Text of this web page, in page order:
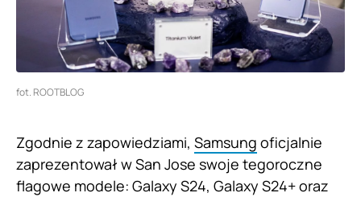
fot. ROOTBLOG
Zgodnie z zapowiedziami, Samsung oficjalnie
zaprezentował w San Jose swoje tegoroczne
flagowe modele: Galaxy S24, Galaxy S24+ oraz